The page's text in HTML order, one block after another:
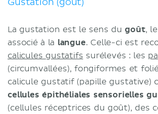
Gustation (goût)
La gustation est le sens dugoût,
associé à la langue. Celle-ci est
calicules gustatifs surélevés : les
(circumvallées), fongiformes et
calicule gustatif (papille gustative)
cellules épithéliales sensorielles
(cellules réceptrices du goût), des